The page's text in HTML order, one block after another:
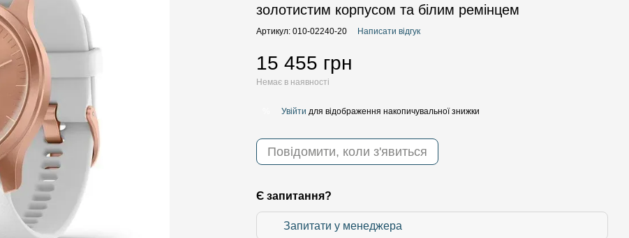
золотистим корпусом та білим ремінцем
Артикул: 010-02240-20 Написати відгук
15 455 грн
Немає в наявності
Увійти для відображення накопичувальної знижки
Повідомити, коли з'явиться
Є запитання?
Запитати у менеджера